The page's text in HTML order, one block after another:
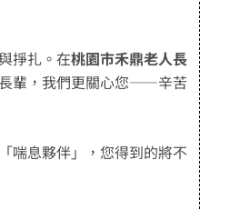
掙扎。在桃園市禾鼎老人長
輩，我們更關心您——辛苦
喘息夥伴」，您得到的將不